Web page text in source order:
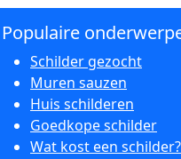
Populaire
Schilder gezocht
Muren sauzen
Huis schilderen
Goedkope schilder
Wat kost een schilder?